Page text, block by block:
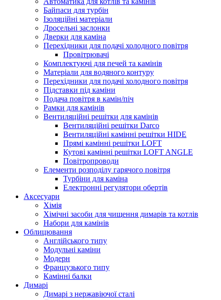
Байпаси для турбін
Ізоляційні матеріали
Дросельні заслонки
Дверки для каміна
Перехідники для подачі холодного повітря
Провітрювачі
Комплектуючі для печей та камінів
Матеріали для водяного контуру
Перехідники для подачі холодного повітря
Підставки під каміни
Подача повітря в камін/піч
Рамки для камінів
Вентиляційні решітки для камінів
Вентиляційні решітки Darco
Вентиляційні камінні решітки HIDE
Прямі камінні решітки LOFT
Кутові камінні решітки LOFT ANGLE
Повітропроводи
Елементи розподілу гарячого повітря
Турбіни для каміна
Електронні регулятори обертів
Аксесуари
Хімія
Хімічні засоби для чищення димарів та котлів
Набори для камінів
Облицювання
Англійського типу
Модульні каміни
Модерн
Французького типу
Камінні балки
Димарі
Димарі з нержавіючої сталі